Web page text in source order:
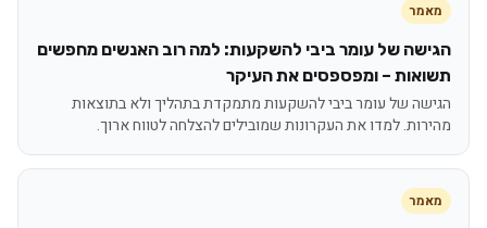
מאמר
הגישה של עומר ביבי להשקעות: למה רוב האנשים מחפשים
תשואות – ומפספסים את העיקר
הגישה של עומר ביבי להשקעות מתמקדת בתהליך ולא בתוצאות
מהירות. למדו את העקרונות שמובילים להצלחה לטווח ארוך.
מאמר